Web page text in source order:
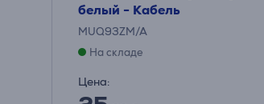
белый - Кабель
MUQ93ZM/A
На складе
Цена: